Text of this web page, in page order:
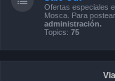
Ofertas especiales
Mosca. Para
administración.
Topics: 75